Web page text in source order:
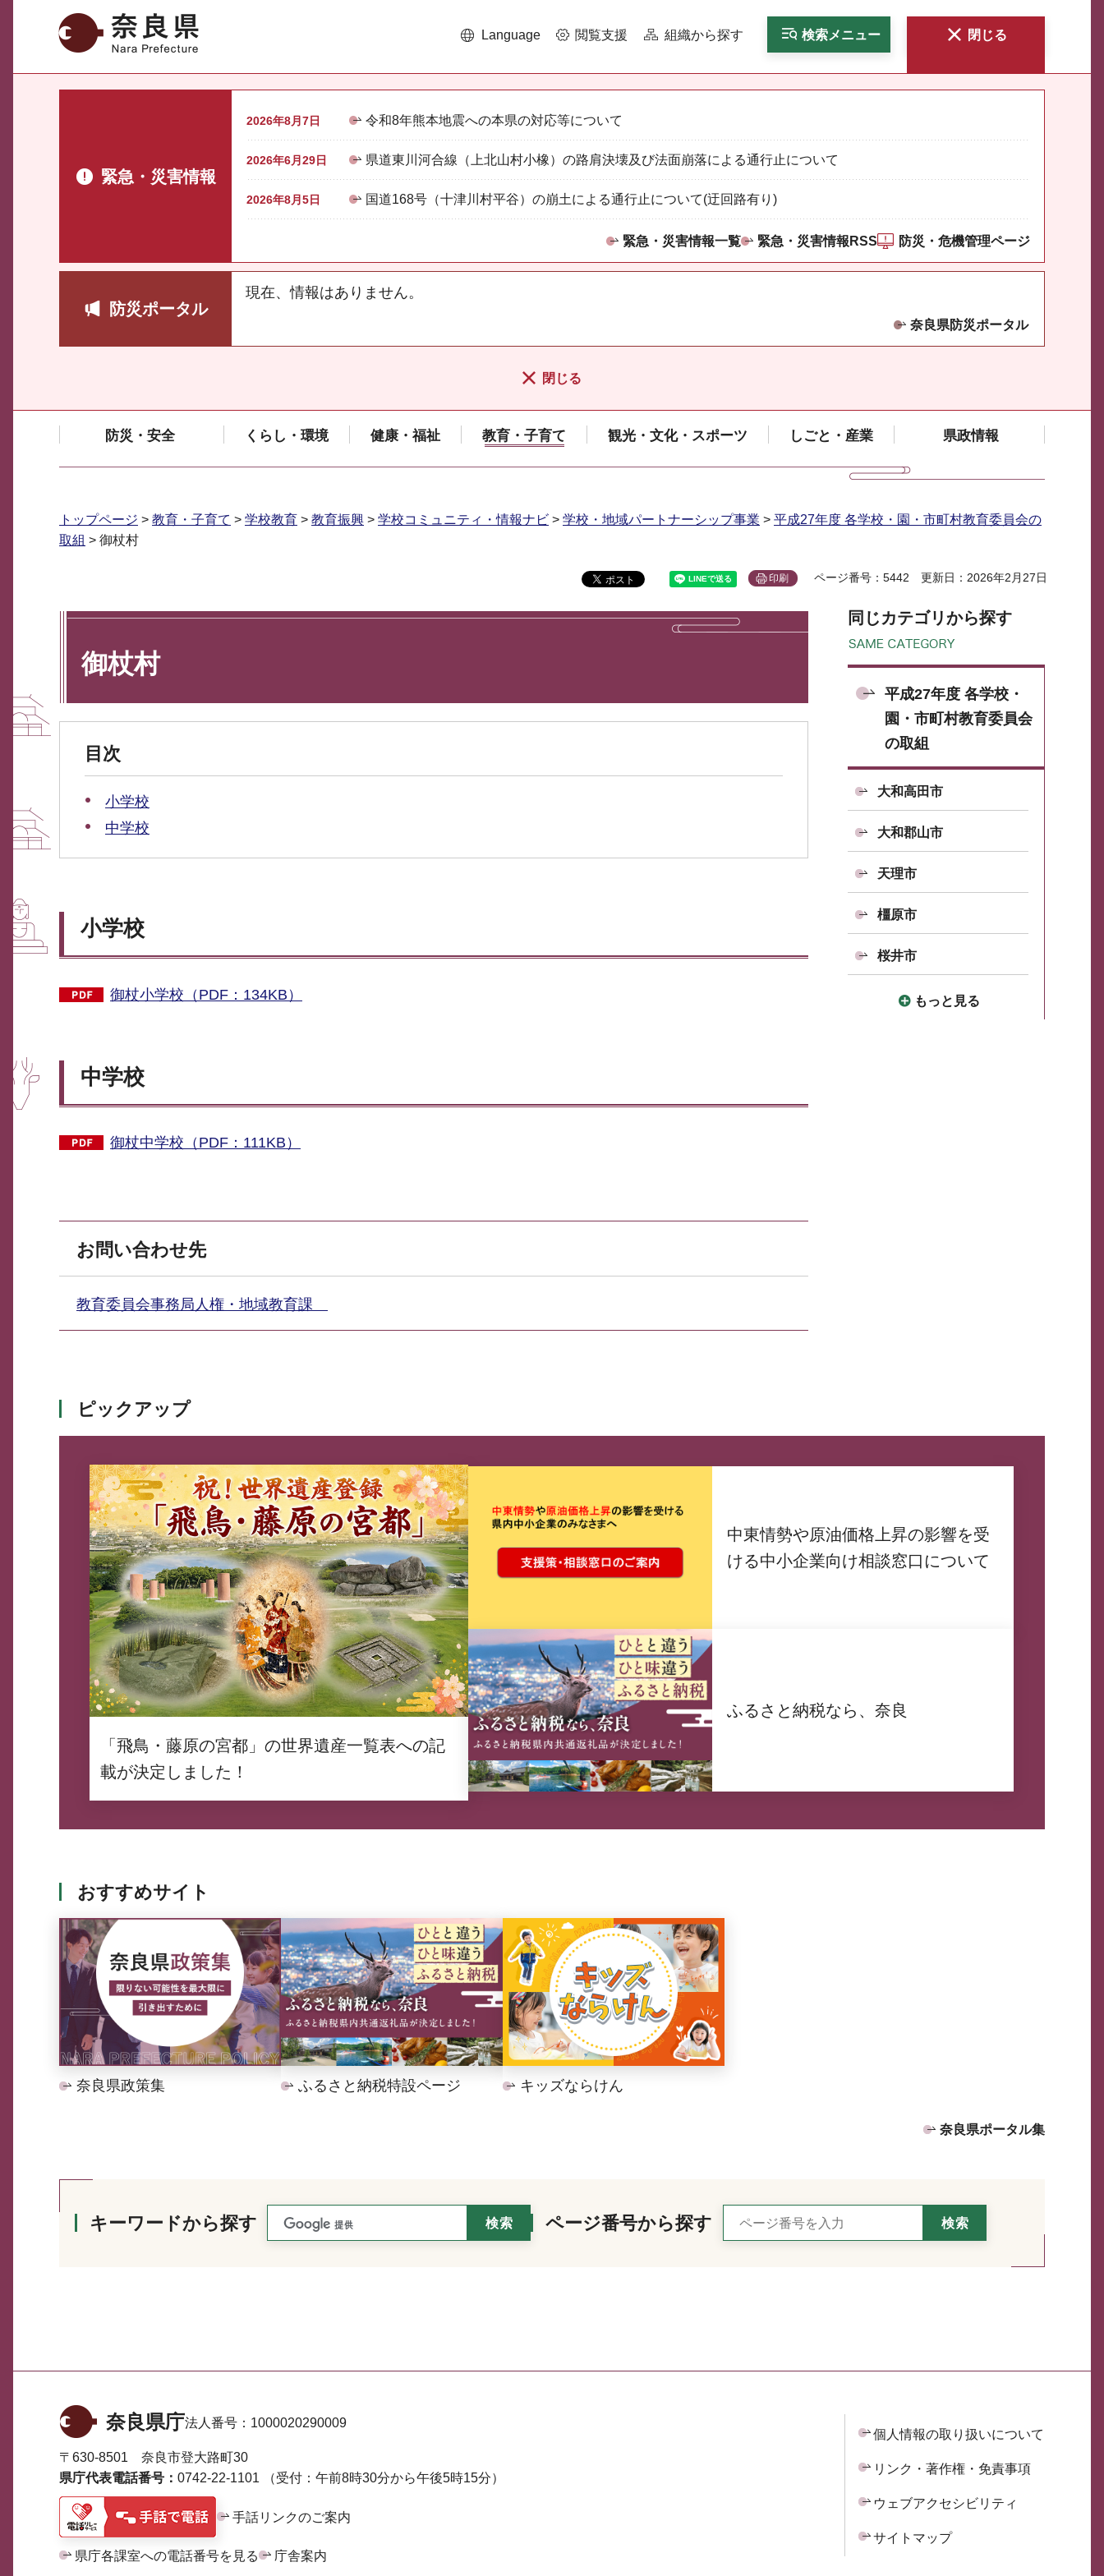
奈良県 Language 閲覧支援 組織から探す 検索メニュー 閉じる
緊急・災害情報
2026年8月7日 令和8年熊本地震への本県の対応等について
2026年6月29日 県道東川河合線（上北山村小橡）の路肩決壊及び法面崩落による通行止について
2026年8月5日 国道168号（十津川村平谷）の崩土による通行止について(迂回路有り)
緊急・災害情報一覧 緊急・災害情報RSS 防災・危機管理ページ
防災ポータル
現在、情報はありません。
奈良県防災ポータル
閉じる
防災・安全 くらし・環境 健康・福祉 教育・子育て 観光・文化・スポーツ しごと・産業 県政情報
トップページ > 教育・子育て > 学校教育 > 教育振興 > 学校コミュニティ・情報ナビ > 学校・地域パートナーシップ事業 > 平成27年度 各学校・園・市町村教育委員会の
取組 > 御杖村
印刷 ページ番号：5442 更新日：2026年2月27日
御杖村
目次
小学校
中学校
小学校
御杖小学校（PDF：134KB）
中学校
御杖中学校（PDF：111KB）
お問い合わせ先
教育委員会事務局人権・地域教育課
同じカテゴリから探す
平成27年度 各学校・
園・市町村教育委員会
の取組
大和高田市
大和郡山市
天理市
橿原市
桜井市
もっと見る
ピックアップ
「飛鳥・藤原の宮都」の世界遺産一覧表への記
載が決定しました！
中東情勢や原油価格上昇の影響を受
ける中小企業向け相談窓口について
ふるさと納税なら、奈良
おすすめサイト
奈良県政策集 ふるさと納税特設ページ キッズならけん
奈良県ポータル集
キーワードから探す ページ番号から探す
奈良県庁法人番号： 1000020290009
〒630-8501 奈良市登大路町30
県庁代表電話番号： 0742-22-1101 （受付：午前8時30分から午後5時15分）
手話リンクのご案内
県庁各課室への電話番号を見る 庁舎案内
個人情報の取り扱いについて
リンク・著作権・免責事項
ウェブアクセシビリティ
サイトマップ